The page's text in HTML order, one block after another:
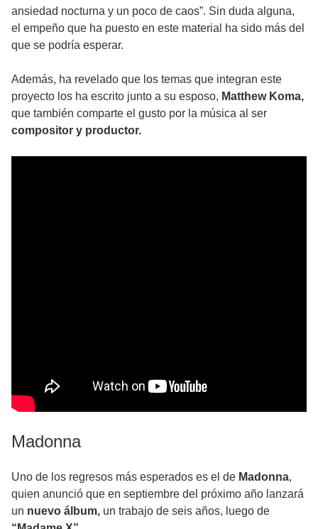
ansiedad nocturna y un poco de caos”. Sin duda alguna,
el empeño que ha puesto en este material ha sido más del
que se podría esperar.
Además, ha revelado que los temas que integran este
proyecto los ha escrito junto a su esposo, Matthew Koma,
que también comparte el gusto por la música al ser
compositor y productor.
Madonna
Uno de los regresos más esperados es el de Madonna,
quien anunció que en septiembre del próximo año lanzará
un nuevo álbum, un trabajo de seis años, luego de